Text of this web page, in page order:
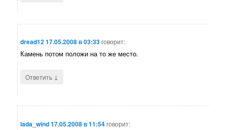
dread1217.05.2008 в 03:33говорит:
Камень потом положи на то же место.
Ответить ↓
lada_wind17.05.2008 в 11:54говорит: